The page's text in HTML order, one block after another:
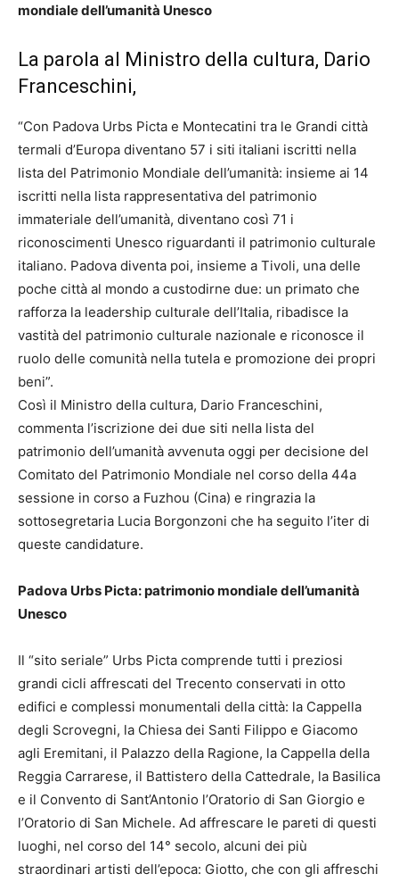
mondiale dell’umanità Unesco
La parola al Ministro della cultura, Dario
Franceschini,
“Con Padova Urbs Picta e Montecatini tra le Grandi città
termali d’Europa diventano 57 i siti italiani iscritti nella
lista del Patrimonio Mondiale dell’umanità: insieme ai 14
iscritti nella lista rappresentativa del patrimonio
immateriale dell’umanità, diventano così 71 i
riconoscimenti Unesco riguardanti il patrimonio culturale
italiano. Padova diventa poi, insieme a Tivoli, una delle
poche città al mondo a custodirne due: un primato che
rafforza la leadership culturale dell’Italia, ribadisce la
vastità del patrimonio culturale nazionale e riconosce il
ruolo delle comunità nella tutela e promozione dei propri
beni”.
Così il Ministro della cultura, Dario Franceschini,
commenta l’iscrizione dei due siti nella lista del
patrimonio dell’umanità avvenuta oggi per decisione del
Comitato del Patrimonio Mondiale nel corso della 44a
sessione in corso a Fuzhou (Cina) e ringrazia la
sottosegretaria Lucia Borgonzoni che ha seguito l’iter di
queste candidature.
Padova Urbs Picta: patrimonio mondiale dell’umanità
Unesco
Il “sito seriale” Urbs Picta comprende tutti i preziosi
grandi cicli affrescati del Trecento conservati in otto
edifici e complessi monumentali della città: la Cappella
degli Scrovegni, la Chiesa dei Santi Filippo e Giacomo
agli Eremitani, il Palazzo della Ragione, la Cappella della
Reggia Carrarese, il Battistero della Cattedrale, la Basilica
e il Convento di Sant’Antonio l’Oratorio di San Giorgio e
l’Oratorio di San Michele. Ad affrescare le pareti di questi
luoghi, nel corso del 14° secolo, alcuni dei più
straordinari artisti dell’epoca: Giotto, che con gli affreschi